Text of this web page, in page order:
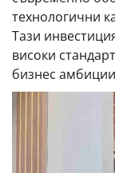
технологични
Тази
високи
бизнес